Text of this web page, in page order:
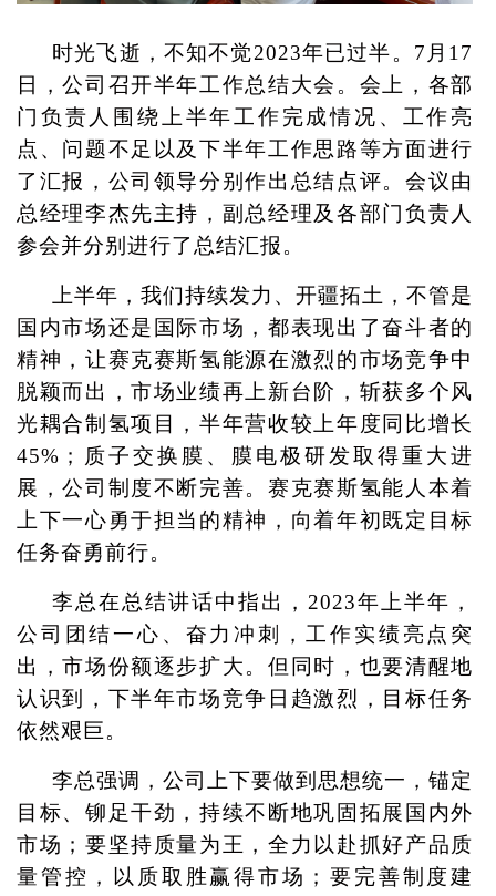
时光飞逝，不知不觉2023年已过半。7月17
日，公司召开半年工作总结大会。会上，各部
门负责人围绕上半年工作完成情况、工作亮
点、问题不足以及下半年工作思路等方面进行
了汇报，公司领导分别作出总结点评。会议由
总经理李杰先主持，副总经理及各部门负责人
参会并分别进行了总结汇报。
上半年，我们持续发力、开疆拓土，不管是
国内市场还是国际市场，都表现出了奋斗者的
精神，让赛克赛斯氢能源在激烈的市场竞争中
脱颖而出，市场业绩再上新台阶，斩获多个风
光耦合制氢项目，半年营收较上年度同比增长
45%；质子交换膜、膜电极研发取得重大进
展，公司制度不断完善。赛克赛斯氢能人本着
上下一心勇于担当的精神，向着年初既定目标
任务奋勇前行。
李总在总结讲话中指出，2023年上半年，
公司团结一心、奋力冲刺，工作实绩亮点突
出，市场份额逐步扩大。但同时，也要清醒地
认识到，下半年市场竞争日趋激烈，目标任务
依然艰巨。
李总强调，公司上下要做到思想统一，锚定
目标、铆足干劲，持续不断地巩固拓展国内外
市场；要坚持质量为王，全力以赴抓好产品质
量管控，以质取胜赢得市场；要完善制度建